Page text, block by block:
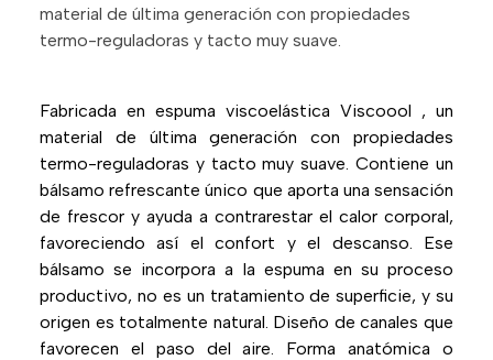
material de última generación con propiedades
termo-reguladoras y tacto muy suave.
Fabricada en espuma viscoelástica Viscoool , un
material de última generación con propiedades
termo-reguladoras y tacto muy suave. Contiene un
bálsamo refrescante único que aporta una sensación
de frescor y ayuda a contrarestar el calor corporal,
favoreciendo así el confort y el descanso. Ese
bálsamo se incorpora a la espuma en su proceso
productivo, no es un tratamiento de superficie, y su
origen es totalmente natural. Diseño de canales que
favorecen el paso del aire. Forma anatómica o